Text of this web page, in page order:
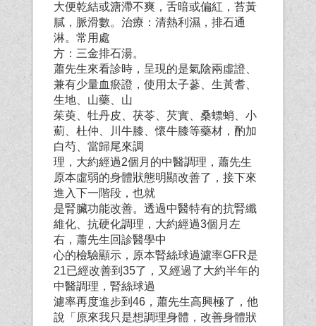
大便乾結或溏滯不爽，舌暗或偏紅，苔黃
膩，脈滑數。治療：清熱利濕，排石通
淋。常用處
方：三金排石湯。
蕭先生來看診時，呈現的是氣陰兩虛證、
兼有少量血瘀證，使用太子蔘、生黃耆、
生地、山藥、山
茱萸、牡丹皮、茯苓、芡實、桑螵蛸、小
薊、杜仲、川牛膝、懷牛膝等藥材，酌加
白芍、當歸尾來調
理，大約經過2個月的中醫調理，蕭先生
原本虛弱的身體狀態明顯改善了，接下來
進入下一階段，也就
是腎臟功能改善。透過中醫特有的抗腎纖
維化、抗硬化調理，大約經過3個月左
右，蕭先生回診醫學中
心的檢驗顯示，原本腎絲球過濾率GFR是
21已經改善到35了，又經過了大約半年的
中醫調理，腎絲球過
濾率再度進步到46，蕭先生高興極了，他
說「原來我只是想調理身體，改善身體狀